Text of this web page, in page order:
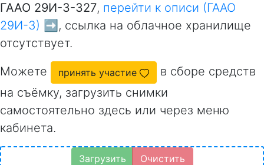
ГААО 29И-3-327, перейти к описи (ГААО
29И-3) ➡️ , ссылка на облачное хранилище
отсутствует.
Можете принять участие
в сборе средств
на съёмку, загрузить снимки
самостоятельно здесь или через меню
кабинета.
Загрузить Очистить